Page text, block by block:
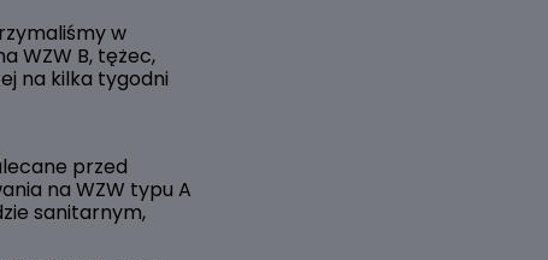
w
WZW B, tężec,
na kilka tygodni
przed
na WZW typu A
sanitarnym,